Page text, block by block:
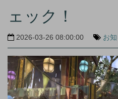
ェック！
2026-03-26 08:00:00 お